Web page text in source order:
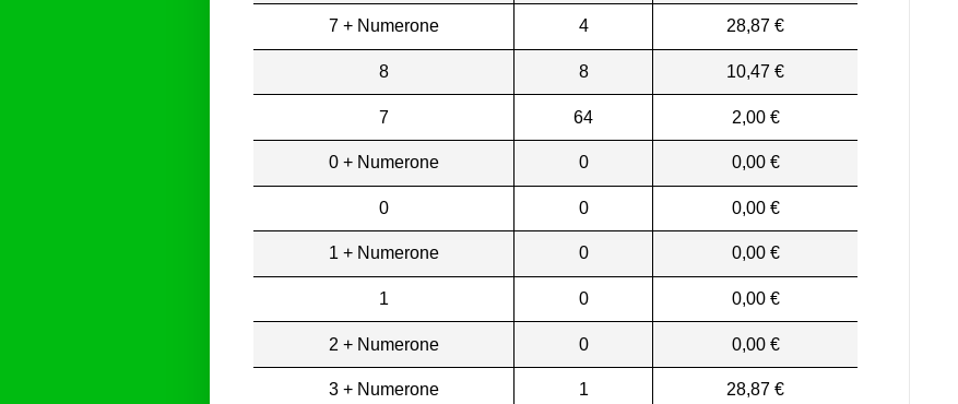
7 + Numerone 4 28,87 €
8 8 10,47 €
7 64 2,00 €
0 + Numerone 0 0,00 €
0 0 0,00 €
1 + Numerone 0 0,00 €
1 0 0,00 €
2 + Numerone 0 0,00 €
3 + Numerone 1 28,87 €